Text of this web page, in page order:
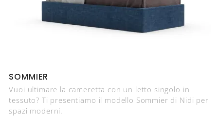
SOMMIER
Vuoi ultimare la cameretta con un letto singolo in
tessuto? Ti presentiamo il modello Sommier di Nidi per
spazi moderni.